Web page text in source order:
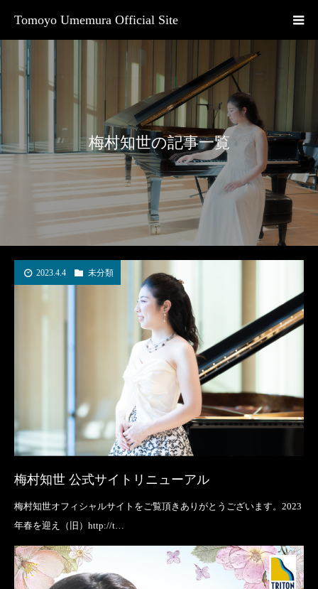
Tomoyo Umemura Official Site
梅村知世の記事一覧
2023.4.4 未分類
梅村知世 公式サイトリニューアル
梅村知世オフィシャルサイトをご覧頂きありがとうございます。2023
年春を迎え（旧）http://t…